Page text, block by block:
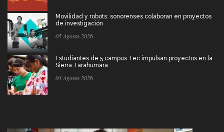
Movilidad y robots: sonorenses colaboran en proyectos
de investigación
05 Agosto 2026
Estudiantes de 5 campus Tec impulsan proyectos en la
Sierra Tarahumara
04 Agosto 2026